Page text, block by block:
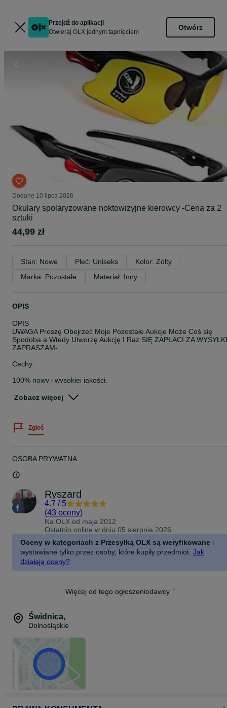
Przejdź do aplikacji
Otwieraj OLX jednym tapnięciem
Otwórz
Dodane 10 lipca 2026
Okulary spolaryzowane noktowizyjne kierowcy -Cena za 2
sztuki
44,99 zł
Stan: Nowe Płeć: Uniseks
Kolor: Żółty
Marka: Pozostałe
Materiał: Inny
OPIS
OPIS
UWAGA Proszę Obejrzeć Moje Pozostałe Aukcje Może Coś się
Spodoba a Wtedy Utworzę Aukcję I Raz SIĘ ZAPŁACI ZA
ZAPRASZAM-
Cechy:
100% nowy i wysokiej jakości.
samochodu, niewidomy śnieg, zmniejszyć stymulację oczu.
Materiał: PC
Pakiet zawiera: 2SZTUKI
Cena - 2 sztuki
Zobacz więcej
Zgłoś
OSOBA PRYWATNA
Ryszard
4.7 / 5
(43 oceny)
Na OLX od maja 2012
Ostatnio online w dniu 05 sierpnia 2026
Oceny w kategoriach z Przesyłką OLX są weryfikowane i
wystawiane tylko przez osoby, które kupiły przedmiot. Jak
działają oceny?
Więcej od tego ogłoszeniodawcy
Świdnica,
Dolnośląskie